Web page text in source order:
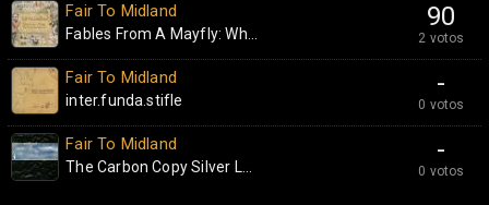
90
2 votos
Fair To Midland
Fables From A Mayfly: Wh...
-
0 votos
Fair To Midland
inter.funda.stifle
-
0 votos
Fair To Midland
The Carbon Copy Silver L...